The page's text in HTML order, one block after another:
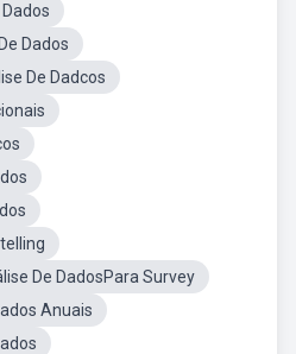
Dados
De Dadcos
De DadosPara Survey
Anuais